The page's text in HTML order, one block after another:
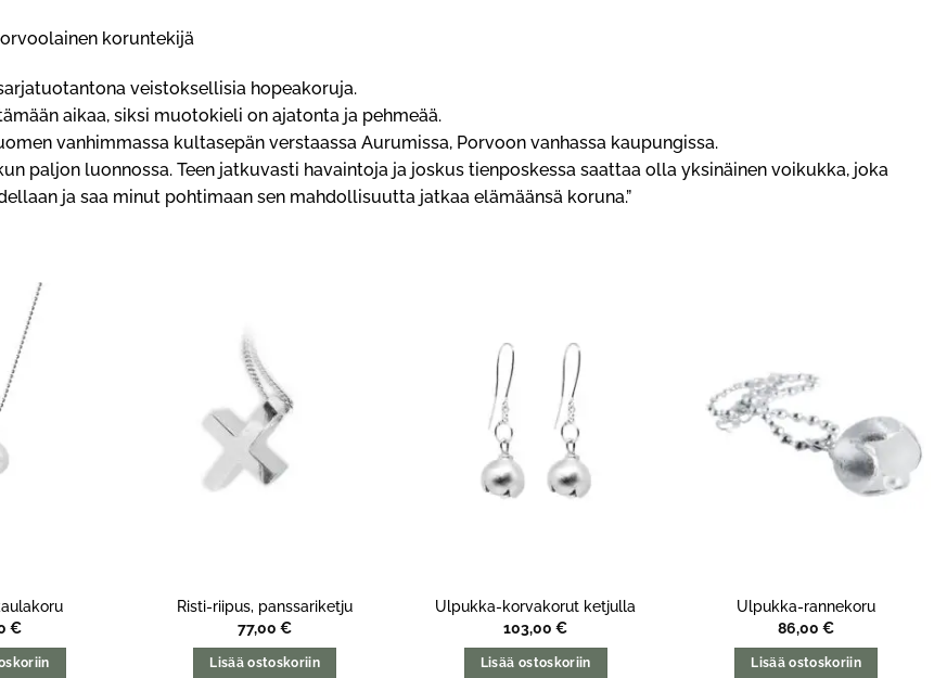
koruntekijä
veistoksellisia hopeakoruja.
aikaa, siksi muotokieli on ajatonta ja pehmeää.
vanhimmassa kultasepän verstaassa Aurumissa, Porvoon vanhassa kaupungissa.
paljon luonnossa. Teen jatkuvasti havaintoja ja joskus tienposkessa saattaa olla yksinäinen voikukka, joka
ja saa minut pohtimaan sen mahdollisuutta jatkaa elämäänsä koruna.”
€
Risti-riipus, panssariketju
77,00€
Lisää ostoskoriin
Ulpukka-korvakorut ketjulla
103,00€
Lisää ostoskoriin
Ulpukka-rannekoru
86,00€
Lisää ostoskoriin